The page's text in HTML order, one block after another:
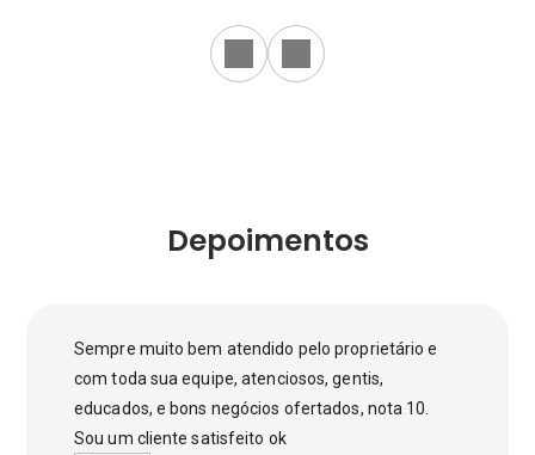
Depoimentos
Sempre muito bem atendido pelo proprietário e
com toda sua equipe, atenciosos, gentis,
educados, e bons negócios ofertados, nota 10.
Sou um cliente satisfeito ok